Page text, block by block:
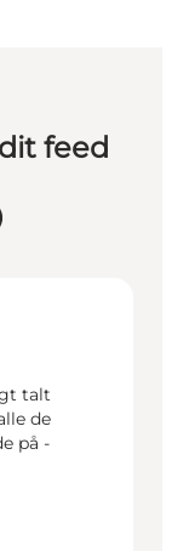
feed
talt
de
på -